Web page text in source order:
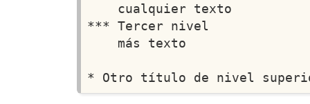
    cualquier texto
*** Tercer nivel
    más texto